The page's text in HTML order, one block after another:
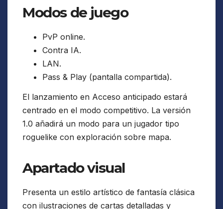
Modos de juego
PvP online.
Contra IA.
LAN.
Pass & Play (pantalla compartida).
El lanzamiento en Acceso anticipado estará
centrado en el modo competitivo. La versión
1.0 añadirá un modo para un jugador tipo
roguelike con exploración sobre mapa.
Apartado visual
Presenta un estilo artístico de fantasía clásica
con ilustraciones de cartas detalladas y